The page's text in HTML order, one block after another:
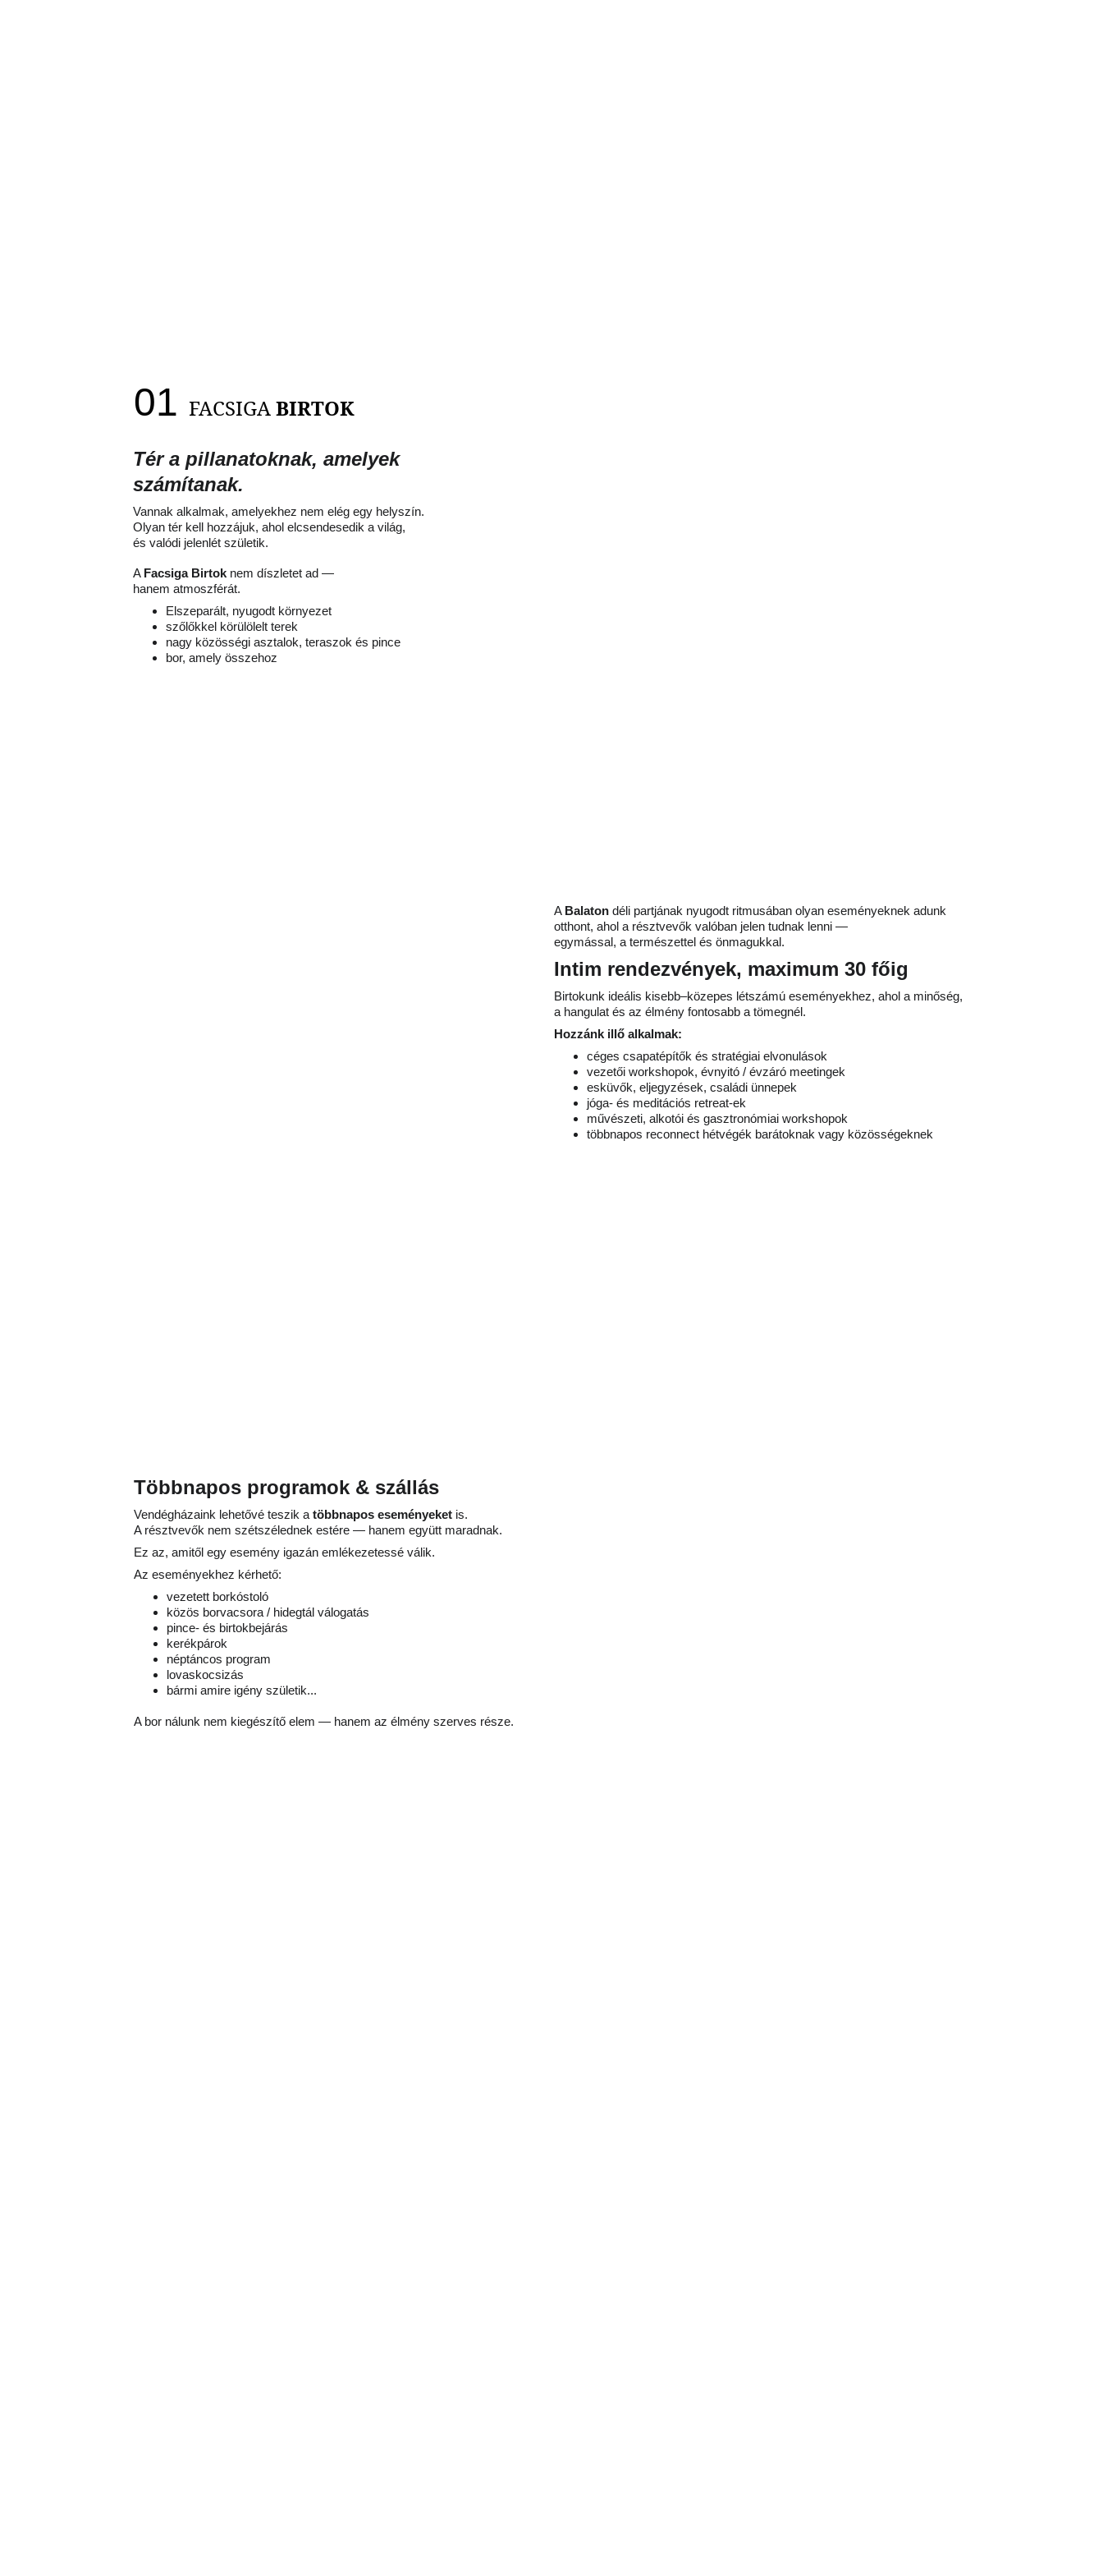
01 FACSIGA BIRTOK
Tér a pillanatoknak, amelyek
számítanak.
Vannak alkalmak, amelyekhez nem elég egy helyszín.
Olyan tér kell hozzájuk, ahol elcsendesedik a világ,
és valódi jelenlét születik.
A Facsiga Birtok nem díszletet ad —
hanem atmoszférát.
Elszeparált, nyugodt környezet
szőlőkkel körülölelt terek
nagy közösségi asztalok, teraszok és pince
bor, amely összehoz
A Balaton déli partjának nyugodt ritmusában olyan eseményeknek adunk
otthont, ahol a résztvevők valóban jelen tudnak lenni —
egymással, a természettel és önmagukkal.
Intim rendezvények, maximum 30 főig
Birtokunk ideális kisebb–közepes létszámú eseményekhez, ahol a minőség,
a hangulat és az élmény fontosabb a tömegnél.
Hozzánk illő alkalmak:
céges csapatépítők és stratégiai elvonulások
vezetői workshopok, évnyitó / évzáró meetingek
esküvők, eljegyzések, családi ünnepek
jóga- és meditációs retreat-ek
művészeti, alkotói és gasztronómiai workshopok
többnapos reconnect hétvégék barátoknak vagy közösségeknek
Többnapos programok & szállás
Vendégházaink lehetővé teszik a többnapos eseményeket is.
A résztvevők nem szétszélednek estére — hanem együtt maradnak.
Ez az, amitől egy esemény igazán emlékezetessé válik.
Az eseményekhez kérhető:
vezetett borkóstoló
közös borvacsora / hidegtál válogatás
pince- és birtokbejárás
kerékpárok
néptáncos program
lovaskocsizás
bármi amire igény születik...
A bor nálunk nem kiegészítő elem — hanem az élmény szerves része.